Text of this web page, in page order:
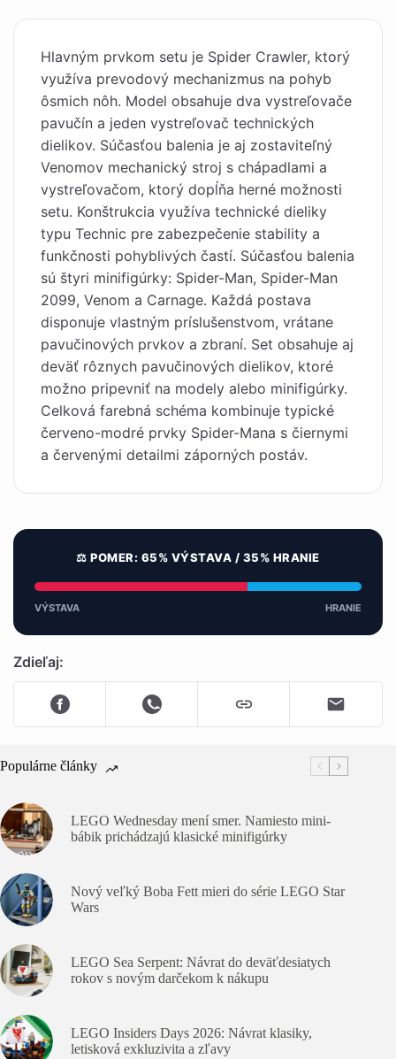
Hlavným prvkom setu je Spider Crawler, ktorý
využíva prevodový mechanizmus na pohyb
ôsmich nôh. Model obsahuje dva vystreľovače
pavučín a jeden vystreľovač technických
dielikov. Súčasťou balenia je aj zostaviteľný
Venomov mechanický stroj s chápadlami a
vystreľovačom, ktorý dopĺňa herné možnosti
setu. Konštrukcia využíva technické dieliky
typu Technic pre zabezpečenie stability a
funkčnosti pohyblivých častí. Súčasťou balenia
sú štyri minifigúrky: Spider-Man, Spider-Man
2099, Venom a Carnage. Každá postava
disponuje vlastným príslušenstvom, vrátane
pavučinových prvkov a zbraní. Set obsahuje aj
deväť rôznych pavučinových dielikov, ktoré
možno pripevniť na modely alebo minifigúrky.
Celková farebná schéma kombinuje typické
červeno-modré prvky Spider-Mana s čiernymi
a červenými detailmi záporných postáv.
⚖️ POMER: 65% VÝSTAVA / 35% HRANIE
VÝSTAVA HRANIE
Zdieľaj:
Populárne články
LEGO Wednesday mení smer. Namiesto mini-
bábik prichádzajú klasické minifigúrky
Nový veľký Boba Fett mieri do série LEGO Star
Wars
LEGO Sea Serpent: Návrat do deväťdesiatych
rokov s novým darčekom k nákupu
LEGO Insiders Days 2026: Návrat klasiky,
letisková exkluzivita a zľavy